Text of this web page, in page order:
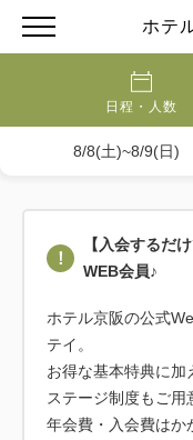
ホテ
日程・人数
8/8(土)~8/9(日)
【入会するだ
WEB会員♪
ホテル京阪の公式
テイ。
お得な基本特典に加
ステージ制度もご用
年会費・入会費はか